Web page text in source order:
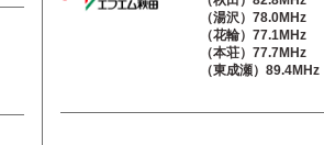
（湯沢）78.0MHz
（花輪）77.1MHz
（本荘）77.7MHz
（東成瀬）89.4MHz